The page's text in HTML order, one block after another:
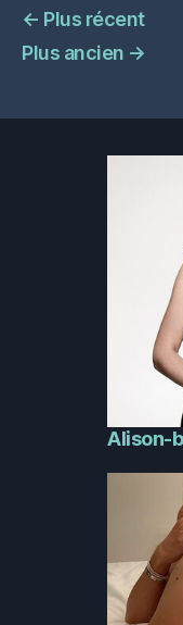
← Plus récent
Plus ancien →
Alison-